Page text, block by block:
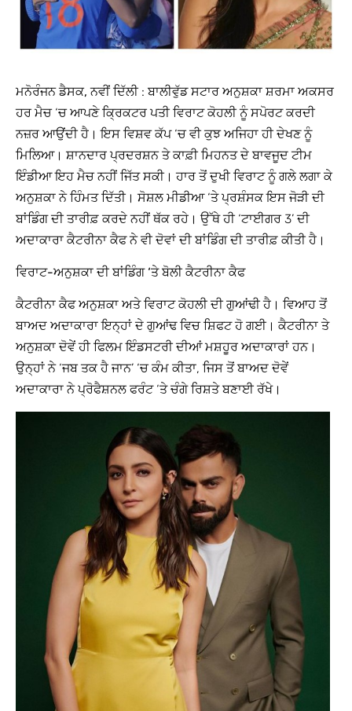
ਮਨੋਰੰਜਨ ਡੈਸਕ, ਨਵੀਂ ਦਿੱਲੀ : ਬਾਲੀਵੁੱਡ ਸਟਾਰ ਅਨੁਸ਼ਕਾ ਸ਼ਰਮਾ ਅਕਸਰ
ਹਰ ਮੈਚ ‘ਚ ਆਪਣੇ ਕ੍ਰਿਕਟਰ ਪਤੀ ਵਿਰਾਟ ਕੋਹਲੀ ਨੂੰ ਸਪੋਰਟ ਕਰਦੀ
ਨਜ਼ਰ ਆਉਂਦੀ ਹੈ। ਇਸ ਵਿਸ਼ਵ ਕੱਪ ‘ਚ ਵੀ ਕੁਝ ਅਜਿਹਾ ਹੀ ਦੇਖਣ ਨੂੰ
ਮਿਲਿਆ। ਸ਼ਾਨਦਾਰ ਪ੍ਰਦਰਸ਼ਨ ਤੇ ਕਾਫ਼ੀ ਮਿਹਨਤ ਦੇ ਬਾਵਜੂਦ ਟੀਮ
ਇੰਡੀਆ ਇਹ ਮੈਚ ਨਹੀਂ ਜਿੱਤ ਸਕੀ। ਹਾਰ ਤੋਂ ਦੁਖੀ ਵਿਰਾਟ ਨੂੰ ਗਲੇ ਲਗਾ ਕੇ
ਅਨੁਸ਼ਕਾ ਨੇ ਹਿੰਮਤ ਦਿੱਤੀ। ਸੋਸ਼ਲ ਮੀਡੀਆ ‘ਤੇ ਪ੍ਰਸ਼ੰਸਕ ਇਸ ਜੋੜੀ ਦੀ
ਬਾਂਡਿੰਗ ਦੀ ਤਾਰੀਫ਼ ਕਰਦੇ ਨਹੀਂ ਥੱਕ ਰਹੇ। ਉੱਥੇ ਹੀ ‘ਟਾਈਗਰ 3’ ਦੀ
ਅਦਾਕਾਰਾ ਕੈਟਰੀਨਾ ਕੈਫ ਨੇ ਵੀ ਦੋਵਾਂ ਦੀ ਬਾਂਡਿੰਗ ਦੀ ਤਾਰੀਫ਼ ਕੀਤੀ ਹੈ।
ਵਿਰਾਟ-ਅਨੁਸ਼ਕਾ ਦੀ ਬਾਂਡਿੰਗ ‘ਤੇ ਬੋਲੀ ਕੈਟਰੀਨਾ ਕੈਫ
ਕੈਟਰੀਨਾ ਕੈਫ ਅਨੁਸ਼ਕਾ ਅਤੇ ਵਿਰਾਟ ਕੋਹਲੀ ਦੀ ਗੁਆਂਢੀ ਹੈ। ਵਿਆਹ ਤੋਂ
ਬਾਅਦ ਅਦਾਕਾਰਾ ਇਨ੍ਹਾਂ ਦੇ ਗੁਆਂਢ ਵਿਚ ਸ਼ਿਫਟ ਹੋ ਗਈ। ਕੈਟਰੀਨਾ ਤੇ
ਅਨੁਸ਼ਕਾ ਦੋਵੇਂ ਹੀ ਫਿਲਮ ਇੰਡਸਟਰੀ ਦੀਆਂ ਮਸ਼ਹੂਰ ਅਦਾਕਾਰਾਂ ਹਨ।
ਉਨ੍ਹਾਂ ਨੇ ‘ਜਬ ਤਕ ਹੈ ਜਾਨ’ ‘ਚ ਕੰਮ ਕੀਤਾ, ਜਿਸ ਤੋਂ ਬਾਅਦ ਦੋਵੇਂ
ਅਦਾਕਾਰਾ ਨੇ ਪ੍ਰੋਫੈਸ਼ਨਲ ਫਰੰਟ ‘ਤੇ ਚੰਗੇ ਰਿਸ਼ਤੇ ਬਣਾਈ ਰੱਖੇ।